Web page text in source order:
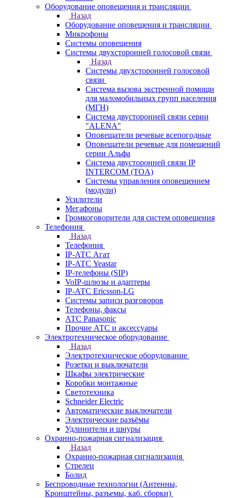
Оборудование оповещения и трансляции
Назад
Оборудование оповещения и трансляции
Микрофоны
Системы оповещения
Системы двухсторонней голосовой связи
Назад
Системы двухсторонней голосовой
связи
Система вызова экстренной помощи
для маломобильных групп населения
(МГН)
Система двусторонней связи серии
"ALENA"
Оповещатели речевые всепогодные
Оповещатели речевые для помещений
серии Альфа
Система двусторонней связи IP
INTERCOM (TOA)
Системы управления оповещением
(модули)
Усилители
Мегафоны
Громкоговорители для систем оповещения
Телефония
Назад
Телефония
IP-АТС Агат
IP-АТС Yeastar
IP-телефоны (SIP)
VoIP-шлюзы и адаптеры
IP-АТС Ericsson-LG
Системы записи разговоров
Телефоны, факсы
АТС Panasonic
Прочие АТС и аксессуары
Электротехническое оборудование
Назад
Электротехническое оборудование
Розетки и выключатели
Шкафы электрические
Коробки монтажные
Светотехника
Schneider Electric
Автоматические выключатели
Электрические разъёмы
Удлинители и шнуры
Охранно-пожарная сигнализация
Назад
Охранно-пожарная сигнализация
Стрелец
Болид
Беспроводные технологии (Антенны,
Кронштейны, разъемы, каб. сборки)